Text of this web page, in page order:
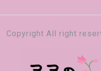
Copyright All right